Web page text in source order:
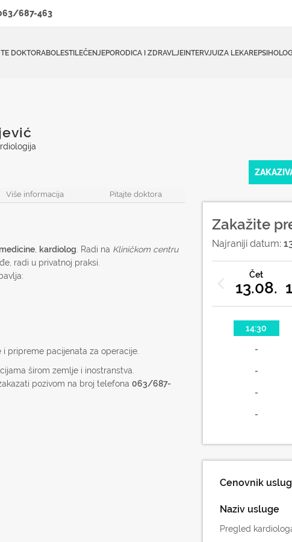
687-463
DOKTORABOLESTILEČENJEPORODICA I ZDRAVLJEINTERVJUIZA LEKARE
Više informacija Pitajte doktora
kardiolog . Radi na Kliničkom centru
radi u privatnoj praksi.
pripreme pacijenata za operacije.
širom zemlje i inostranstva.
pozivom na broj telefona 063/687-
Zakažite
Najraniji datum:
Čet
13.08.
14:30
-
-
-
-
Cenovnik
Naziv usluge
Pregled